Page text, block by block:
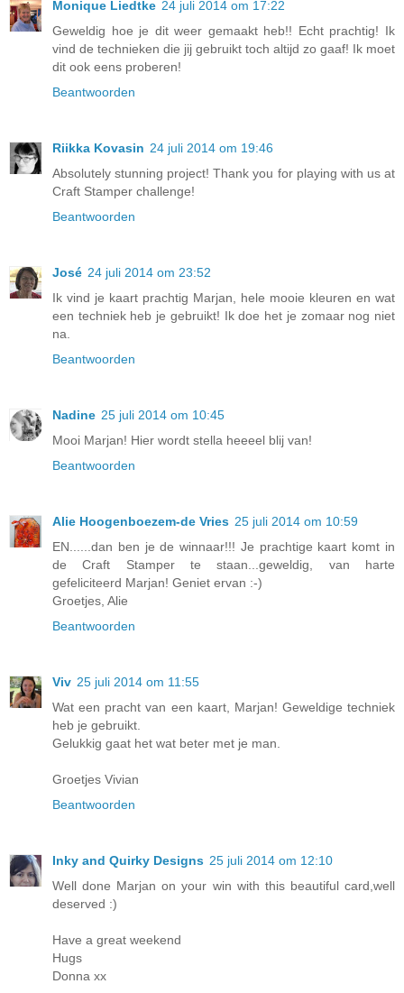
Monique Liedtke 24 juli 2014 om 17:22
Geweldig hoe je dit weer gemaakt heb!! Echt prachtig! Ik
vind de technieken die jij gebruikt toch altijd zo gaaf! Ik moet
dit ook eens proberen!
Beantwoorden
Riikka Kovasin 24 juli 2014 om 19:46
Absolutely stunning project! Thank you for playing with us at
Craft Stamper challenge!
Beantwoorden
José 24 juli 2014 om 23:52
Ik vind je kaart prachtig Marjan, hele mooie kleuren en wat
een techniek heb je gebruikt! Ik doe het je zomaar nog niet
na.
Beantwoorden
Nadine 25 juli 2014 om 10:45
Mooi Marjan! Hier wordt stella heeeel blij van!
Beantwoorden
Alie Hoogenboezem-de Vries 25 juli 2014 om 10:59
EN......dan ben je de winnaar!!! Je prachtige kaart komt in
de Craft Stamper te staan...geweldig, van harte
gefeliciteerd Marjan! Geniet ervan :-)
Groetjes, Alie
Beantwoorden
Viv 25 juli 2014 om 11:55
Wat een pracht van een kaart, Marjan! Geweldige techniek
heb je gebruikt.
Gelukkig gaat het wat beter met je man.
Groetjes Vivian
Beantwoorden
Inky and Quirky Designs 25 juli 2014 om 12:10
Well done Marjan on your win with this beautiful card,well
deserved :)
Have a great weekend
Hugs
Donna xx